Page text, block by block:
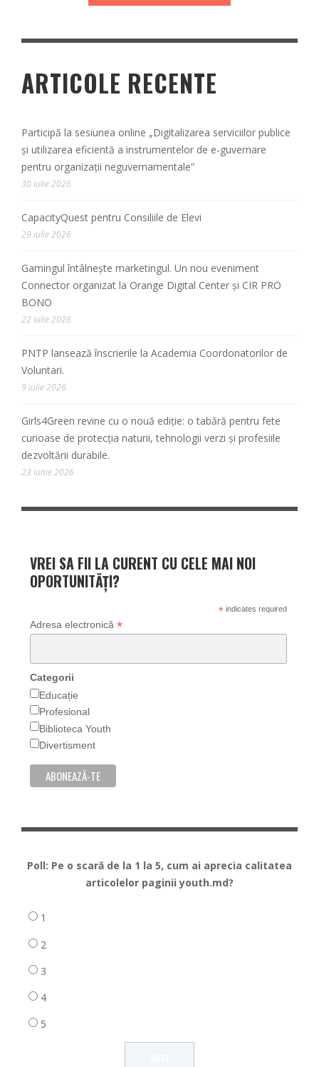
ARTICOLE RECENTE
Participă la sesiunea online „Digitalizarea serviciilor publice
și utilizarea eficientă a instrumentelor de e-guvernare
pentru organizații neguvernamentale”
30 iulie 2026
CapacityQuest pentru Consiliile de Elevi
29 iulie 2026
Gamingul întâlnește marketingul. Un nou eveniment
Connector organizat la Orange Digital Center și CIR PRO
BONO
22 iulie 2026
PNTP lansează înscrierile la Academia Coordonatorilor de
Voluntari.
9 iulie 2026
Girls4Green revine cu o nouă ediție: o tabără pentru fete
curioase de protecția naturii, tehnologii verzi și profesiile
dezvoltării durabile.
23 iunie 2026
VREI SA FII LA CURENT CU CELE MAI NOI
OPORTUNITĂȚI?
*indicates required
Adresa electronică *
Categorii
Educație
Profesional
Biblioteca Youth
Divertisment
Poll: Pe o scară de la 1 la 5, cum ai aprecia calitatea
articolelor paginii youth.md?
1
2
3
4
5